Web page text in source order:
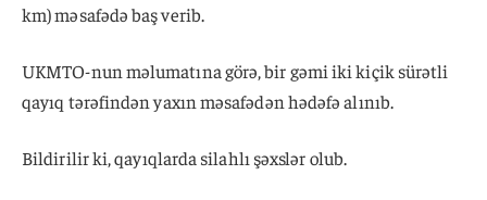
km) məsafədə baş verib.
UKMTO-nun məlumatına görə, bir gəmi iki kiçik sürətli
qayıq tərəfindən yaxın məsafədən hədəfə alınıb.
Bildirilir ki, qayıqlarda silahlı şəxslər olub.